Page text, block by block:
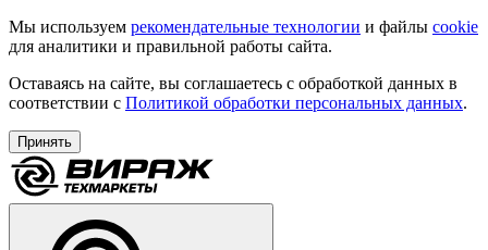
Мы используем рекомендательные технологии и файлы cookie
для аналитики и правильной работы сайта.
Оставаясь на сайте, вы соглашаетесь с обработкой данных в
соответствии с Политикой обработки персональных данных.
Принять